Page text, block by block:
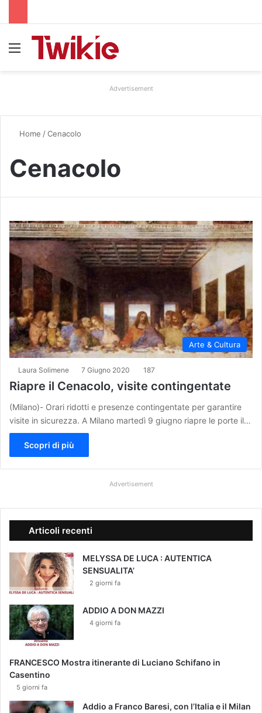
Advertisement
Home /Cenacolo
Cenacolo
Arte & Cultura
Laura Solimene 7 Giugno 2020 187
Riapre il Cenacolo, visite contingentate
(Milano)- Orari ridotti e presenze contingentate per garantire
visite in sicurezza. A Milano martedì 9 giugno riapre le porte il…
Scopri di più
Advertisement
Articoli recenti
MELYSSA DE LUCA : AUTENTICA
SENSUALITA’
2 giorni fa
ADDIO A DON MAZZI
4 giorni fa
FRANCESCO Mostra itinerante di Luciano Schifano in
Casentino
5 giorni fa
Addio a Franco Baresi, con l’Italia e il Milan